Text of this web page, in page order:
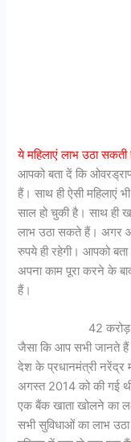
ये महिलाएं लाभ उठा सकती
आपको बता दें कि
हैं। साथ ही ऐसी महिलाएं
साल हो चुकी है। साथ ही
लाभ उठा सकते हैं। अगर
रुपये ही रहेगी। आपको
अपना काम पूरा करने के
हैं।
42
जैसा कि आप सभी जानते हैं
देश के प्रधानमंत्री नरेंद्र
अगस्त 2014 को की गई
एक बैंक खाता खोलने का
सभी सुविधाओं का लाभ